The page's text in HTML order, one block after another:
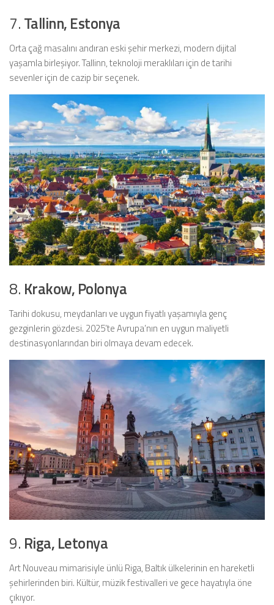
7.Tallinn, Estonya
Orta çağ masalını andıran eski şehir merkezi, modern dijital
yaşamla birleşiyor. Tallinn, teknoloji meraklıları için de tarihi
sevenler için de cazip bir seçenek.
8. Krakow, Polonya
Tarihi dokusu, meydanları ve uygun fiyatlı yaşamıyla genç
gezginlerin gözdesi. 2025’te Avrupa’nın en uygun maliyetli
destinasyonlarından biri olmaya devam edecek.
9. Riga, Letonya
Art Nouveau mimarisiyle ünlü Riga, Baltık ülkelerinin en hareketli
şehirlerinden biri. Kültür, müzik festivalleri ve gece hayatıyla öne
çıkıyor.